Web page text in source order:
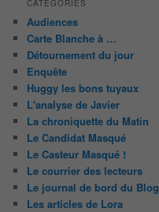
CATÉGORIES
Audiences
Carte Blanche à …
Détournement du jour
Enquête
Huggy les bons tuyaux
L'analyse de Javier
La chroniquette du Matin
Le Candidat Masqué
Le Casteur Masqué !
Le courrier des lecteurs
Le journal de bord du Blog
Les articles de Lora